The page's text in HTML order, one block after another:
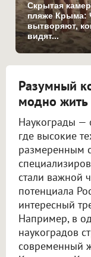
Скрытая
пляже Крыма:
вытворяют,
видят...
Разумный
модно жить
Наукограды —
где высокие
размеренным
стали важной
потенциала
интересный
Например, в
наукоградов
современный